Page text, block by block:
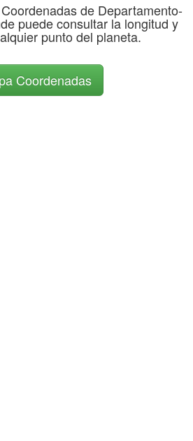
de Departamento-
puede consultar la longitud y
punto del planeta.
Coordenadas